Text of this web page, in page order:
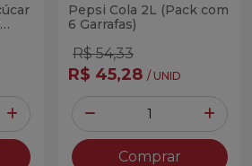
Adicionar Quantidade
Pepsi Cola 2L (Pack com
6 Garrafas)
R$ 54,33
R$ 45,28 / UNID
Diminuir Quantidade
Quantidade
Comprar